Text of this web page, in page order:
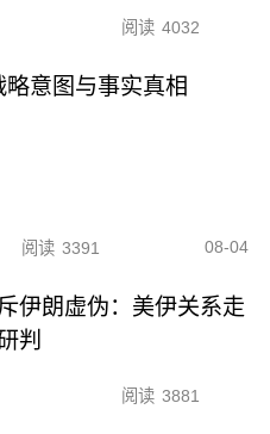
阅读 4032
意图与事实真相
阅读 3391 08-04
伊朗虚伪：美伊关系走
判
阅读 3881